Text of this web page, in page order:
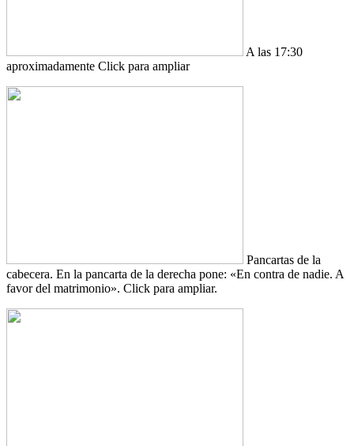
A las 17:30
aproximadamente Click para ampliar
Pancartas de la
cabecera. En la pancarta de la derecha pone: «En contra de nadie. A
favor del matrimonio». Click para ampliar.